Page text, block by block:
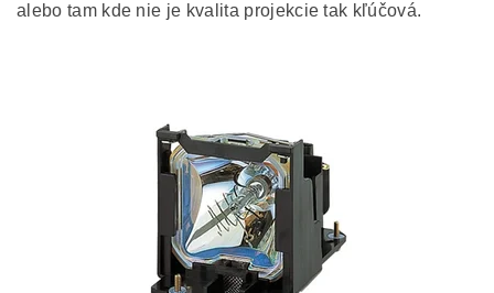
alebo tam kde nie je kvalita projekcie tak kľúčová.